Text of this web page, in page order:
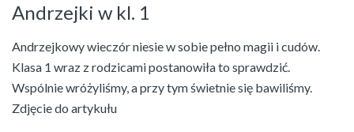
Andrzejki w kl. 1
Andrzejkowy wieczór niesie w sobie pełno magii i cudów.
Klasa 1 wraz z rodzicami postanowiła to sprawdzić.
Wspólnie wróżyliśmy, a przy tym świetnie się bawiliśmy.
Zdjęcie do artykułu